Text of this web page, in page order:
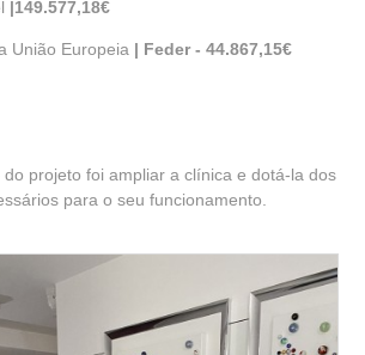
|149.577,18€
União Europeia | Feder - 44.867,15€
projeto foi ampliar a clínica e dotá-la dos
para o seu funcionamento.